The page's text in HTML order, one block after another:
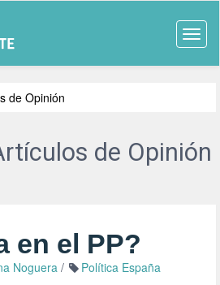
de Opinión
de Opinión
en el PP?
Noguera / Política España